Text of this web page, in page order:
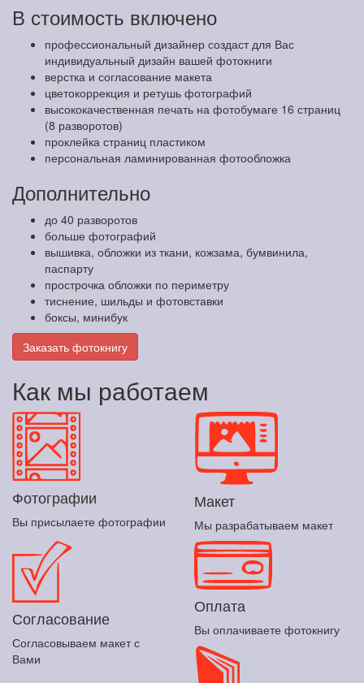
В стоимость включено
профессиональный дизайнер создаст для Вас
индивидуальный дизайн вашей фотокниги
верстка и согласование макета
цветокоррекция и ретушь фотографий
высококачественная печать на фотобумаге 16 страниц
(8 разворотов)
проклейка страниц пластиком
персональная ламинированная фотообложка
Дополнительно
до 40 разворотов
больше фотографий
вышивка, обложки из ткани, кожзама, бумвинила,
паспарту
прострочка обложки по периметру
тиснение, шильды и фотовставки
боксы, минибук
Заказать фотокнигу
Как мы работаем
Фотографии
Вы присылаете фотографии
Макет
Мы разрабатываем макет
Согласование
Согласовываем макет с
Вами
Оплата
Вы оплачиваете фотокнигу